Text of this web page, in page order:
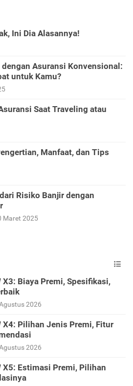
Ini Dia Alasannya!
Asuransi Konvensional:
untuk Kamu?
Saat Traveling atau
Manfaat, dan Tips
Risiko Banjir dengan
Maret 2025
Biaya Premi, Spesifikasi,
2026
Pilihan Jenis Premi, Fitur
2026
Estimasi Premi, Pilihan